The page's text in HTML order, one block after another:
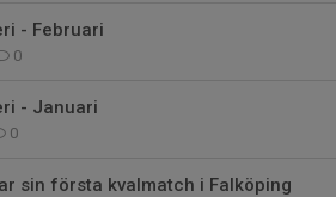
- Februari
0
- Januari
0
sin första kvalmatch i Falköping